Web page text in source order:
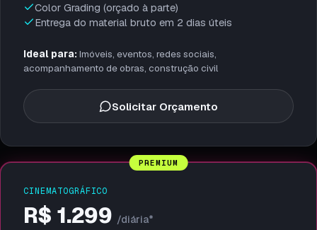
Color Grading (orçado à parte)
Entrega do material bruto em 2 dias úteis
Ideal para: Imóveis, eventos, redes sociais,
acompanhamento de obras, construção civil
Solicitar Orçamento
PREMIUM
CINEMATOGRÁFICO
R$ 1.299 /diária*